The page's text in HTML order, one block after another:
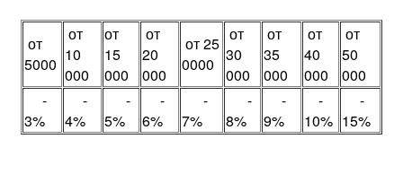
от
5000
от
10
000
от
15
000
от
20
000
от 25
0000
от
30
000
от
35
000
от
40
000
от
50
000
-
3%
-
4%
-
5%
-
6%
-
7%
-
8%
-
9%
-
10%
-
15%